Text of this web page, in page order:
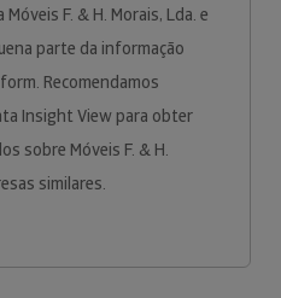
F. & H. Morais, Lda. e
parte da informação
Recomendamos
Insight View para obter
sobre Móveis F. & H.
similares.